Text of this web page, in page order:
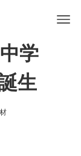
学
生